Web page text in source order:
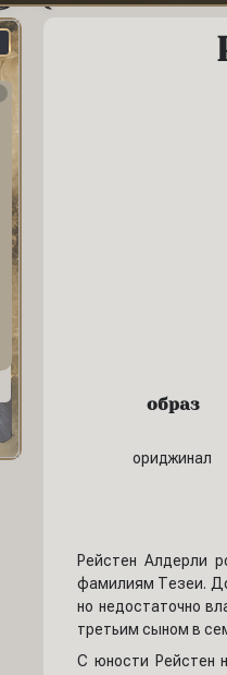
образ
ориджинал
Рейстен Алдерли
фамилиям Тезеи.
но недостаточно
третьим сыном в
С юности Рейстен